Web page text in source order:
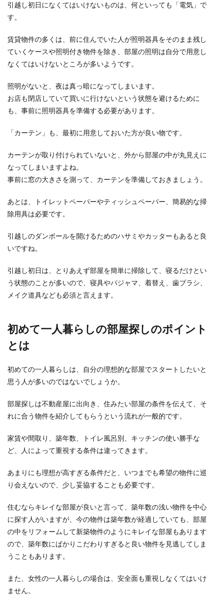
引越し初日になくてはいけないものは、何といっても「電気」で
す。
賃貸物件の多くは、前に住んでいた人が照明器具をそのまま残し
ていくケースや照明付き物件を除き、部屋の照明は自分で用意し
なくてはいけないところが多いようです。
照明がないと、夜は真っ暗になってしまいます。
お店も閉店していて買いに行けないという状態を避けるために
も、事前に照明器具を準備する必要があります。
「カーテン」も、最初に用意しておいた方が良い物です。
カーテンが取り付けられていないと、外から部屋の中が丸見えに
なってしまいますよね。
事前に窓の大きさを測って、カーテンを準備しておきましょう。
あとは、トイレットペーパーやティッシュペーパー、簡易的な掃
除用具は必要です。
引越しのダンボールを開けるためのハサミやカッターもあると良
いですね。
引越し初日は、とりあえず部屋を簡単に掃除して、寝るだけとい
う状態のことが多いので、寝具やパジャマ、着替え、歯ブラシ、
メイク道具なども必須と言えます。
初めて一人暮らしの部屋探しのポイント
とは
初めての一人暮らしは、自分の理想的な部屋でスタートしたいと
思う人が多いのではないでしょうか。
部屋探しは不動産屋に出向き、住みたい部屋の条件を伝えて、そ
れに合う物件を紹介してもらうという流れが一般的です。
家賃や間取り、築年数、トイレ風呂別、キッチンの使い勝手な
ど、人によって重視する条件は違ってきます。
あまりにも理想が高すぎる条件だと、いつまでも希望の物件に巡
り会えないので、少し妥協することも必要です。
住むならキレイな部屋が良いと言って、築年数の浅い物件を中心
に探す人がいますが、今の物件は築年数が経過していても、部屋
の中をリフォームして新築物件のようにキレイな部屋もあります
ので、築年数にばかりこだわりすぎると良い物件を見逃してしま
うこともあります。
また、女性の一人暮らしの場合は、安全面も重視しなくてはいけ
ません。